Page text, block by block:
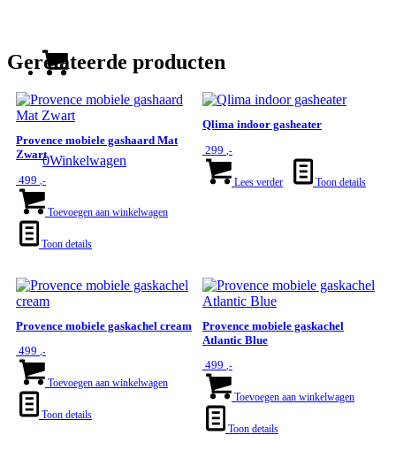
0Winkelwagen
Gerelateerde producten
Provence mobiele gashaard Mat
Zwart
499 ,-
Toevoegen aan winkelwagen
Toon details
Qlima indoor gasheater
299 ,-
Lees verder Toon details
Provence mobiele gaskachel cream
499 ,-
Toevoegen aan winkelwagen
Toon details
Provence mobiele gaskachel
Atlantic Blue
499 ,-
Toevoegen aan winkelwagen
Toon details